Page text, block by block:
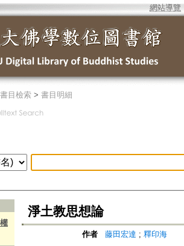
網站導覽
書目檢索 > 書目明細
淨土教思想論
作者 藤田宏達 ; 釋印海